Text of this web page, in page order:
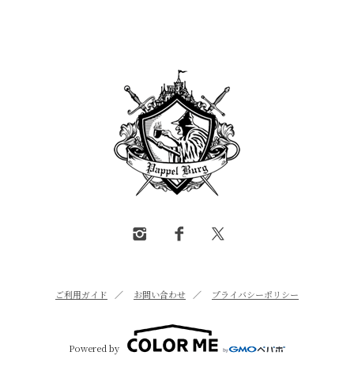
ご利用ガイド ／ お問い合わせ ／ プライバシーポリシー
Powered by